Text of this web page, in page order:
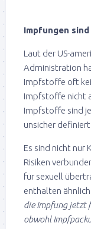
Impfungen
Laut der US-
Administration
Impfstoffe oft
Impfstoffe nicht
Impfstoffe sind
unsicher
Es sind nicht nur
Risiken
für sexuell
enthalten
die Impfung jetzt
obwohl